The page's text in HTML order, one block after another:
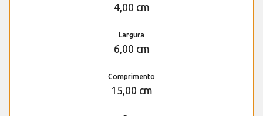
4,00 cm
Largura
6,00 cm
Comprimento
15,00 cm